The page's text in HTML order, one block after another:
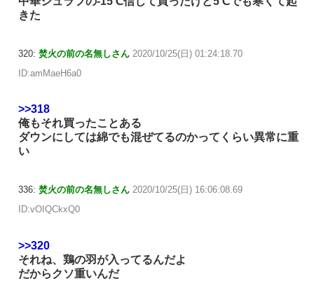
きた
320: 焚火の前の名無しさん 2020/10/25(日) 01:24:18.70
ID:amMaeH6a0
>>318
俺もそれ買ったことある
ダウンにしては綿でも混ぜてるのかってくらい異常に重
い
336: 焚火の前の名無しさん 2020/10/25(日) 16:06:08.69
ID:vOIQCkxQ0
>>320
それね、鶏の羽が入ってるんだよ
だからクソ重いんだ